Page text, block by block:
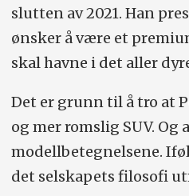
slutten av 2021. Han
ønsker å være et
skal havne i det aller
Det er grunn til å tro at
og mer romslig SUV. Og
modellbetegnelsene.
det selskapets filosofi